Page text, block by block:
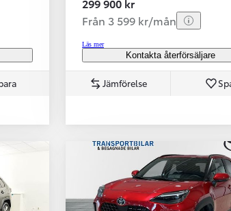
Från 3 599 kr/mån
Läs mer
Kontakta återförsäljare
Jämförelse